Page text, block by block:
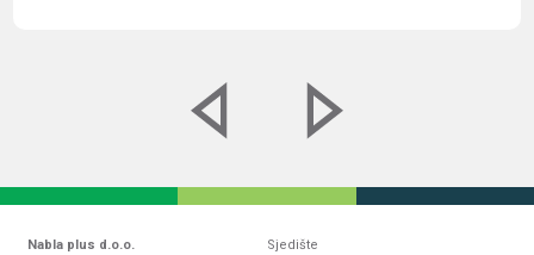
Nabla plus d.o.o.
Sjedište